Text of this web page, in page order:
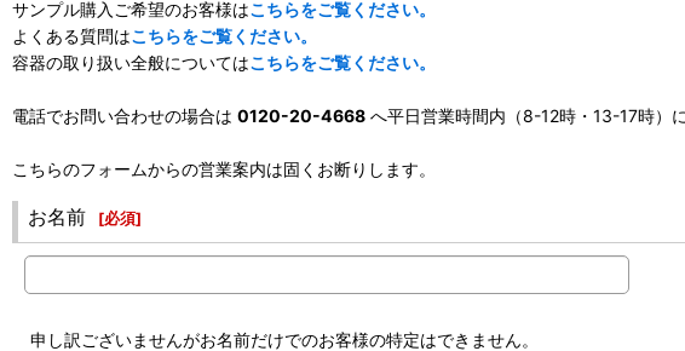
サンプル購入ご希望のお客様はこちらをご覧ください。
よくある質問はこちらをご覧ください。
容器の取り扱い全般についてはこちらをご覧ください。
電話でお問い合わせの場合は 0120-20-4668 へ平日営業時間内（8-12時・13-17時）
こちらのフォームからの営業案内は固くお断りします。
お名前 [必須]
申し訳ございませんがお名前だけでのお客様の特定はできません。